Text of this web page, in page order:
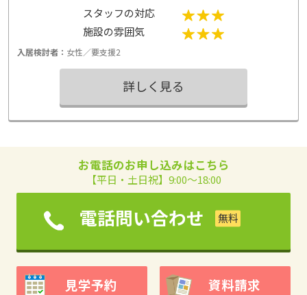
スタッフの対応
施設の雰囲気
入居検討者： 女性／要支援2
詳しく見る
お電話のお申し込みはこちら
【平日・土日祝】9:00～18:00
電話問い合わせ
見学予約 資料請求